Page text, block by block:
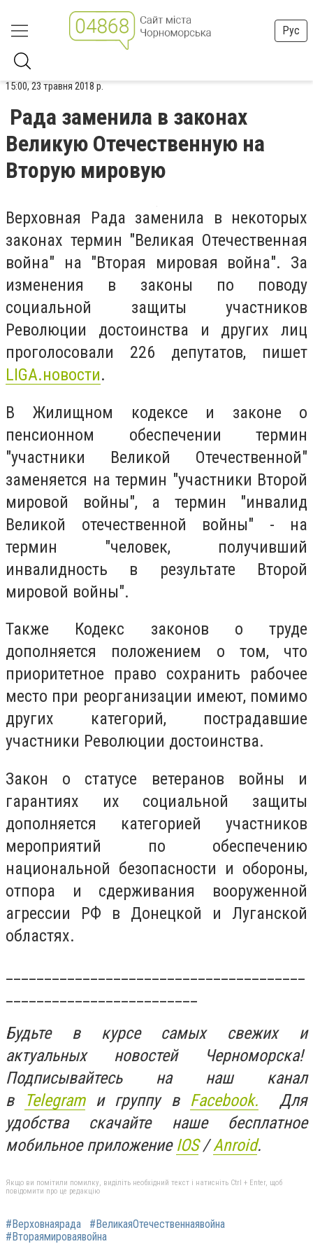
Рус
15:00, 23 травня 2018 р.
Рада заменила в законах
Великую Отечественную на
Вторую мировую
Верховная Рада заменила в некоторых
законах термин "Великая Отечественная
война" на "Вторая мировая война". За
изменения в законы по поводу
социальной защиты участников
Революции достоинства и других лиц
проголосовали 226 депутатов, пишет
LIGA.новости.
В Жилищном кодексе и законе о
пенсионном обеспечении термин
"участники Великой Отечественной"
заменяется на термин "участники Второй
мировой войны", а термин "инвалид
Великой отечественной войны" - на
термин "человек, получивший
инвалидность в результате Второй
мировой войны".
Также Кодекс законов о труде
дополняется положением о том, что
приоритетное право сохранить рабочее
место при реорганизации имеют, помимо
других категорий, пострадавшие
участники Революции достоинства.
Закон о статусе ветеранов войны и
гарантиях их социальной защиты
дополняется категорией участников
мероприятий по обеспечению
национальной безопасности и обороны,
отпора и сдерживания вооруженной
агрессии РФ в Донецкой и Луганской
областях.
Будьте в курсе самых свежих и
актуальных новостей Черноморска!
Подписывайтесь на наш канал
в
Telegramи группу в Facebook. Для
удобства скачайте наше бесплатное
мобильное приложение IOS/Anroid.
Якщо ви помітили помилку, виділіть необхідний текст і натисніть Ctrl + Enter, щоб
повідомити про це редакцію
#Верховнаярада
#ВеликаяОтечественнаявойна
#Втораямироваявойна